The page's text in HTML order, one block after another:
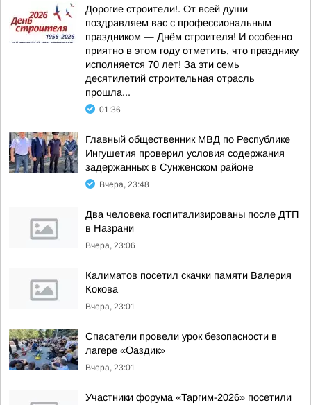
Дорогие строители!. От всей души
поздравляем вас с профессиональным
праздником — Днём строителя! И особенно
приятно в этом году отметить, что празднику
исполняется 70 лет! За эти семь
десятилетий строительная отрасль
прошла...
01:36
Главный общественник МВД по Республике
Ингушетия проверил условия содержания
задержанных в Сунженском районе
Вчера, 23:48
Два человека госпитализированы после ДТП
в Назрани
Вчера, 23:06
Калиматов посетил скачки памяти Валерия
Кокова
Вчера, 23:01
Спасатели провели урок безопасности в
лагере «Оаздик»
Вчера, 23:01
Участники форума «Таргим-2026» посетили